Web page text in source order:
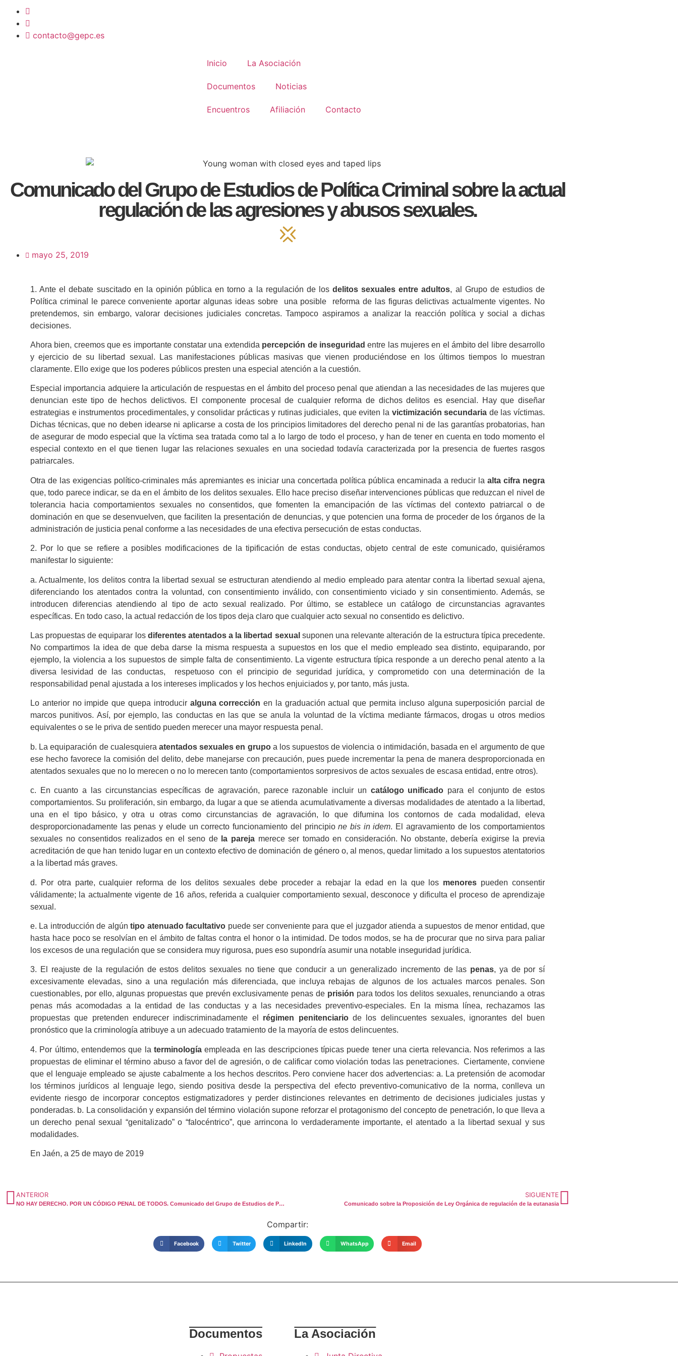
contacto@gepc.es
Inicio La Asociación
Documentos Noticias
Encuentros Afiliación Contacto
Comunicado del Grupo de Estudios de Política Criminal sobre la actual
regulación de las agresiones y abusos sexuales.
mayo 25, 2019
1. Ante el debate suscitado en la opinión pública en torno a la regulación de los delitos sexuales entre adultos, al Grupo de estudios de
Política criminal le parece conveniente aportar algunas ideas sobre una posible reforma de las figuras delictivas actualmente vigentes. No
pretendemos, sin embargo, valorar decisiones judiciales concretas. Tampoco aspiramos a analizar la reacción política y social a dichas
decisiones.
Ahora bien, creemos que es importante constatar una extendida percepción de inseguridadentre las mujeres en el ámbito del libre desarrollo
y ejercicio de su libertad sexual. Las manifestaciones públicas masivas que vienen produciéndose en los últimos tiempos lo muestran
claramente. Ello exige que los poderes públicos presten una especial atención a la cuestión.
Especial importancia adquiere la articulación de respuestas en el ámbito del proceso penal que atiendan a las necesidades de las mujeres que
denuncian este tipo de hechos delictivos. El componente procesal de cualquier reforma de dichos delitos es esencial. Hay que diseñar
estrategias e instrumentos procedimentales, y consolidar prácticas y rutinas judiciales, que eviten la victimización secundaria de las víctimas.
Dichas técnicas, que no deben idearse ni aplicarse a costa de los principios limitadores del derecho penal ni de las garantías probatorias, han
de asegurar de modo especial que la víctima sea tratada como tal a lo largo de todo el proceso, y han de tener en cuenta en todo momento el
especial contexto en el que tienen lugar las relaciones sexuales en una sociedad todavía caracterizada por la presencia de fuertes rasgos
patriarcales.
Otra de las exigencias político-criminales más apremiantes es iniciar una concertada política pública encaminada a reducir la alta cifra negra
que, todo parece indicar, se da en el ámbito de los delitos sexuales. Ello hace preciso diseñar intervenciones públicas que reduzcan el nivel de
tolerancia hacia comportamientos sexuales no consentidos, que fomenten la emancipación de las víctimas del contexto patriarcal o de
dominación en que se desenvuelven, que faciliten la presentación de denuncias, y que potencien una forma de proceder de los órganos de la
administración de justicia penal conforme a las necesidades de una efectiva persecución de estas conductas.
2. Por lo que se refiere a posibles modificaciones de la tipificación de estas conductas, objeto central de este comunicado, quisiéramos
manifestar lo siguiente:
a. Actualmente, los delitos contra la libertad sexual se estructuran atendiendo al medio empleado para atentar contra la libertad sexual ajena,
diferenciando los atentados contra la voluntad, con consentimiento inválido, con consentimiento viciado y sin consentimiento. Además, se
introducen diferencias atendiendo al tipo de acto sexual realizado. Por último, se establece un catálogo de circunstancias agravantes
específicas. En todo caso, la actual redacción de los tipos deja claro que cualquier acto sexual no consentido es delictivo.
Las propuestas de equiparar los diferentes atentados a la libertad sexual suponen una relevante alteración de la estructura típica precedente.
No compartimos la idea de que deba darse la misma respuesta a supuestos en los que el medio empleado sea distinto, equiparando, por
ejemplo, la violencia a los supuestos de simple falta de consentimiento. La vigente estructura típica responde a un derecho penal atento a la
diversa lesividad de las conductas, respetuoso con el principio de seguridad jurídica, y comprometido con una determinación de la
responsabilidad penal ajustada a los intereses implicados y los hechos enjuiciados y, por tanto, más justa.
Lo anterior no impide que quepa introducir alguna corrección en la graduación actual que permita incluso alguna superposición parcial de
marcos punitivos. Así, por ejemplo, las conductas en las que se anula la voluntad de la víctima mediante fármacos, drogas u otros medios
equivalentes o se le priva de sentido pueden merecer una mayor respuesta penal.
b. La equiparación de cualesquiera atentados sexuales en grupoa los supuestos de violencia o intimidación, basada en el argumento de que
ese hecho favorece la comisión del delito, debe manejarse con precaución, pues puede incrementar la pena de manera desproporcionada en
atentados sexuales que no lo merecen o no lo merecen tanto (comportamientos sorpresivos de actos sexuales de escasa entidad, entre otros).
c. En cuanto a las circunstancias específicas de agravación, parece razonable incluir un catálogo unificado para el conjunto de estos
comportamientos. Su proliferación, sin embargo, da lugar a que se atienda acumulativamente a diversas modalidades de atentado a la libertad,
una en el tipo básico, y otra u otras como circunstancias de agravación, lo que difumina los contornos de cada modalidad, eleva
desproporcionadamente las penas y elude un correcto funcionamiento del principione bis in idem. El agravamiento de los comportamientos
sexuales no consentidos realizados en el seno de la parejamerece ser tomado en consideración. No obstante, debería exigirse la previa
acreditación de que han tenido lugar en un contexto efectivo de dominación de género o, al menos, quedar limitado a los supuestos atentatorios
a la libertad más graves.
d. Por otra parte, cualquier reforma de los delitos sexuales debe proceder a rebajar la edad en la que los menores pueden consentir
válidamente; la actualmente vigente de 16 años, referida a cualquier comportamiento sexual, desconoce y dificulta el proceso de aprendizaje
sexual.
e. La introducción de algúntipo atenuado facultativo puede ser conveniente para que el juzgador atienda a supuestos de menor entidad, que
hasta hace poco se resolvían en el ámbito de faltas contra el honor o la intimidad. De todos modos, se ha de procurar que no sirva para paliar
los excesos de una regulación que se considera muy rigurosa, pues eso supondría asumir una notable inseguridad jurídica.
3. El reajuste de la regulación de estos delitos sexuales no tiene que conducir a un generalizado incremento de las penas, ya de por sí
excesivamente elevadas, sino a una regulación más diferenciada, que incluya rebajas de algunos de los actuales marcos penales. Son
cuestionables, por ello, algunas propuestas que prevén exclusivamente penas de prisión para todos los delitos sexuales, renunciando a otras
penas más acomodadas a la entidad de las conductas y a las necesidades preventivo-especiales. En la misma línea, rechazamos las
propuestas que pretenden endurecer indiscriminadamente el régimen penitenciariode los delincuentes sexuales, ignorantes del buen
pronóstico que la criminología atribuye a un adecuado tratamiento de la mayoría de estos delincuentes.
4. Por último, entendemos que laterminología empleada en las descripciones típicas puede tener una cierta relevancia. Nos referimos a las
propuestas de eliminar el término abuso a favor del de agresión, o de calificar como violación todas las penetraciones. Ciertamente, conviene
que el lenguaje empleado se ajuste cabalmente a los hechos descritos. Pero conviene hacer dos advertencias: a. La pretensión de acomodar
los términos jurídicos al lenguaje lego, siendo positiva desde la perspectiva del efecto preventivo-comunicativo de la norma, conlleva un
evidente riesgo de incorporar conceptos estigmatizadores y perder distinciones relevantes en detrimento de decisiones judiciales justas y
ponderadas. b. La consolidación y expansión del término violación supone reforzar el protagonismo del concepto de penetración, lo que lleva a
un derecho penal sexual “genitalizado” o “falocéntrico”, que arrincona lo verdaderamente importante, el atentado a la libertad sexual y sus
modalidades.
En Jaén, a 25 de mayo de 2019
ANTERIOR
NO HAY DERECHO. POR UN CÓDIGO PENAL DE TODOS. Comunicado del Grupo de Estudios de Política Criminal ante la reforma del código penal.
SIGUIENTE
Comunicado sobre la Proposición de Ley Orgánica de regulación de la eutanasia
Compartir:
Facebook Twitter LinkedIn WhatsApp Email
Documentos La Asociación